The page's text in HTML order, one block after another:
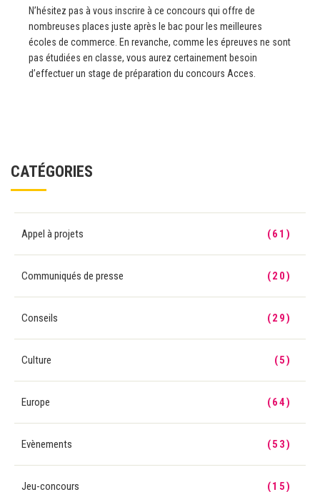
N’hésitez pas à vous inscrire à ce concours qui offre de
nombreuses places juste après le bac pour les meilleures
écoles de commerce. En revanche, comme les épreuves ne sont
pas étudiées en classe, vous aurez certainement besoin
d’effectuer un stage de préparation du concours Acces.
CATÉGORIES
Appel à projets (61)
Communiqués de presse (20)
Conseils (29)
Culture (5)
Europe (64)
Evènements (53)
Jeu-concours (15)